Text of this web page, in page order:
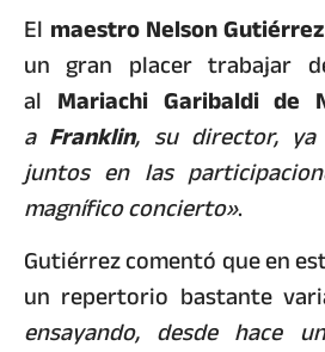
El maestro Nelson Gutiérrez
un gran placer trabajar
al Mariachi Garibaldi de
a Franklin, su director, ya
juntos en las
magnífico concierto».
Gutiérrez comentó que en
un repertorio bastante
ensayando, desde hace